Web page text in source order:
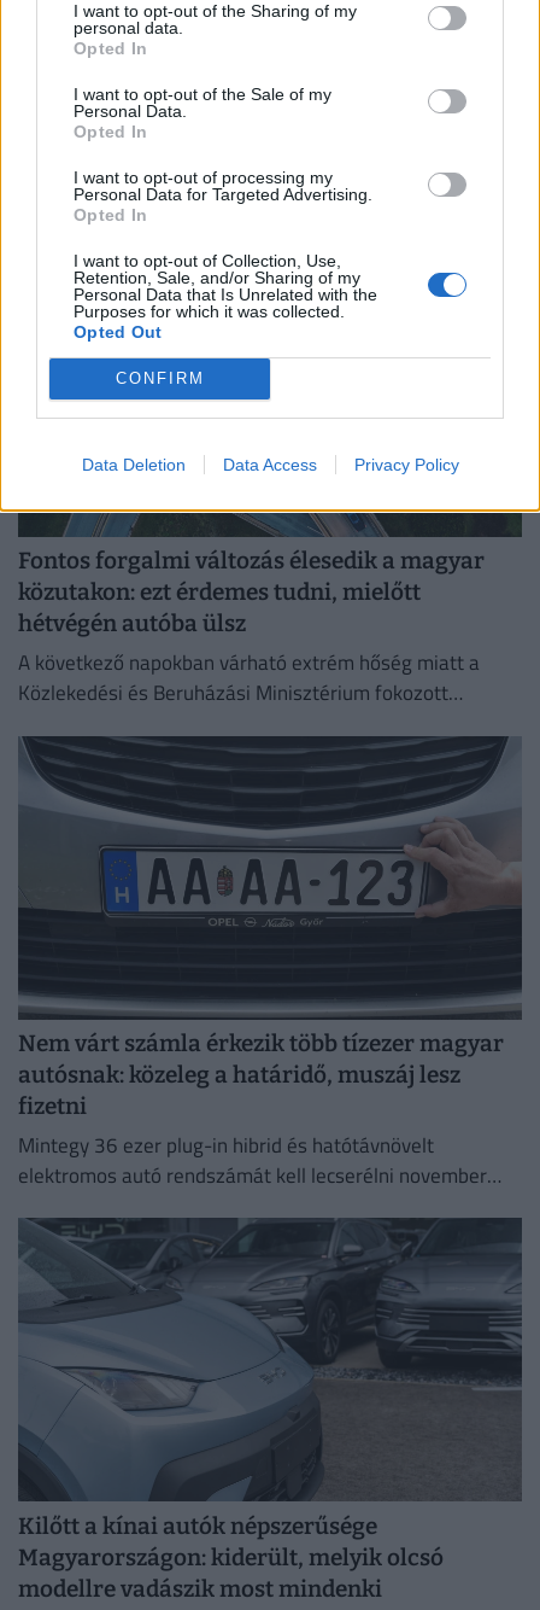
I want to opt-out of the Sharing of my
personal data.
Opted In
I want to opt-out of the Sale of my
Personal Data.
Opted In
I want to opt-out of processing my
Personal Data for Targeted Advertising.
Opted In
I want to opt-out of Collection, Use,
Retention, Sale, and/or Sharing of my
Personal Data that Is Unrelated with the
Purposes for which it was collected.
Opted Out
CONFIRM
Data Deletion Data Access Privacy Policy
elkerülhetetlen a váltás, de nagyon kevesen
léptek még időben
Az elektromos autók európai térnyerése tovább
folytatódik, az átállás üteme azonban országonként
Fontos forgalmi változás élesedik a magyar
közutakon: ezt érdemes tudni, mielőtt
hétvégén autóba ülsz
A következő napokban várható extrém hőség miatt a
Közlekedési és Beruházási Minisztérium fokozott
Nem várt számla érkezik több tízezer magyar
autósnak: közeleg a határidő, muszáj lesz
fizetni
Mintegy 36 ezer plug-in hibrid és hatótávnövelt
elektromos autó rendszámát kell lecserélni november
Kilőtt a kínai autók népszerűsége
Magyarországon: kiderült, melyik olcsó
modellre vadászik most mindenki